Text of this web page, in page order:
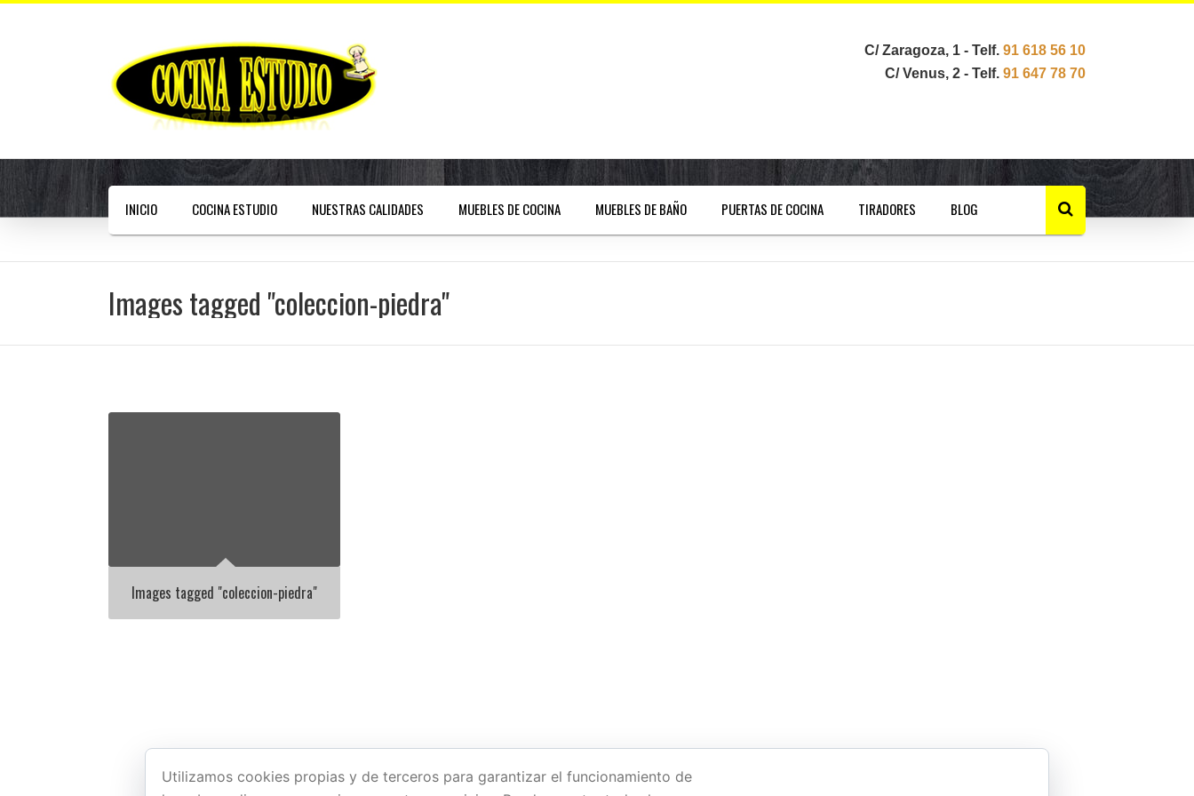
C/ Zaragoza, 1 - Telf. 91 618 56 10
C/ Venus, 2 - Telf. 91 647 78 70
INICIO COCINA ESTUDIO NUESTRAS CALIDADES MUEBLES DE COCINA MUEBLES DE BAÑO PUERTAS DE COCINA TIRADORES BLOG
Images tagged "coleccion-piedra"
Images tagged "coleccion-piedra"
Utilizamos cookies propias y de terceros para garantizar el funcionamiento de